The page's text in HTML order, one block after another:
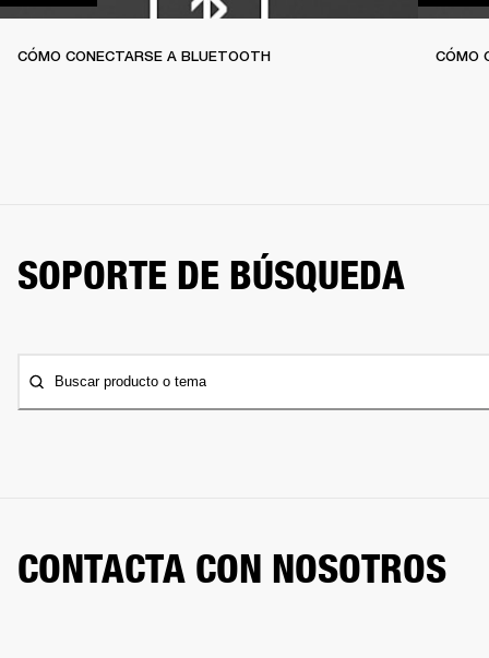
CÓMO CONECTARSE A BLUETOOTH CÓMO
SOPORTE DE BÚSQUEDA
Buscar producto o tema
CONTACTA CON NOSOTROS